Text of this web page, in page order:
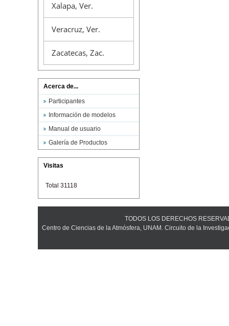
Xalapa, Ver.
Veracruz, Ver.
Zacatecas, Zac.
Acerca de...
Participantes
Información de modelos
Manual de usuario
Galería de Productos
Visitas
Total 31118
TODOS LOS DERECHOS
Centro de Ciencias de la Atmósfera, UNAM. Circuito de la